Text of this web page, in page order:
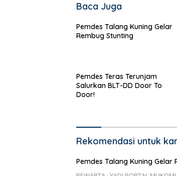
Baca Juga
Pemdes Talang Kuning Gelar
Rembug Stunting
Pemdes Teras Terunjam
Salurkan BLT-DD Door To
Door!
Rekomendasi untuk
Pemdes Talang Kuning Gelar